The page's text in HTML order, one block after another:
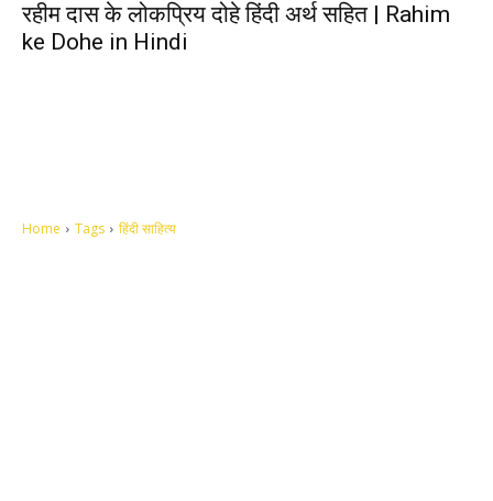
रहीम दास के लोकप्रिय दोहे हिंदी अर्थ सहित | Rahim
ke Dohe in Hindi
Home Tags हिंदी साहित्य